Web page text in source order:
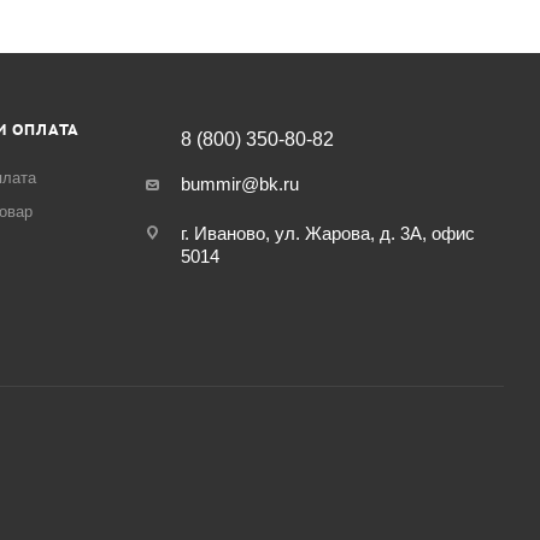
ОПЛАТА 8 (800) 350-80-82
bummir@bk.ru
г. Иваново, ул. Жарова, д. 3А, офис
5014